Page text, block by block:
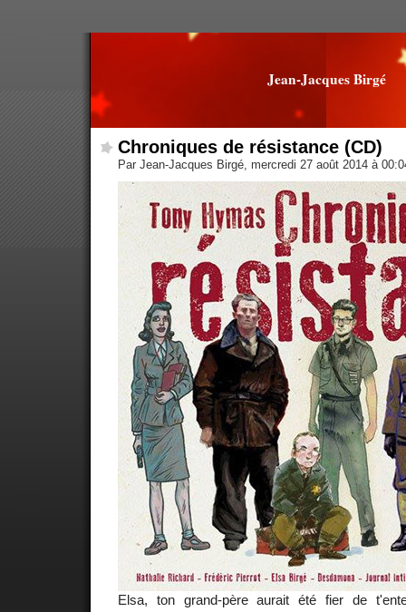
Jean-Jacques Birgé
Chroniques de résistance (CD)
Par Jean-Jacques Birgé, mercredi 27 août 2014 à
Elsa, ton grand-père aurait été fier de